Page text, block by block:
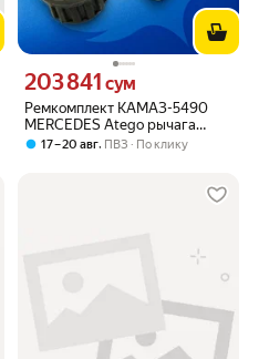
Ремкомплект КАМАЗ-5490
MERCEDES Atego рычага
переключения передач КПП
Цена 203841 сум вместо
203 841 сум
17 – 20 авг, ПВЗ По клику